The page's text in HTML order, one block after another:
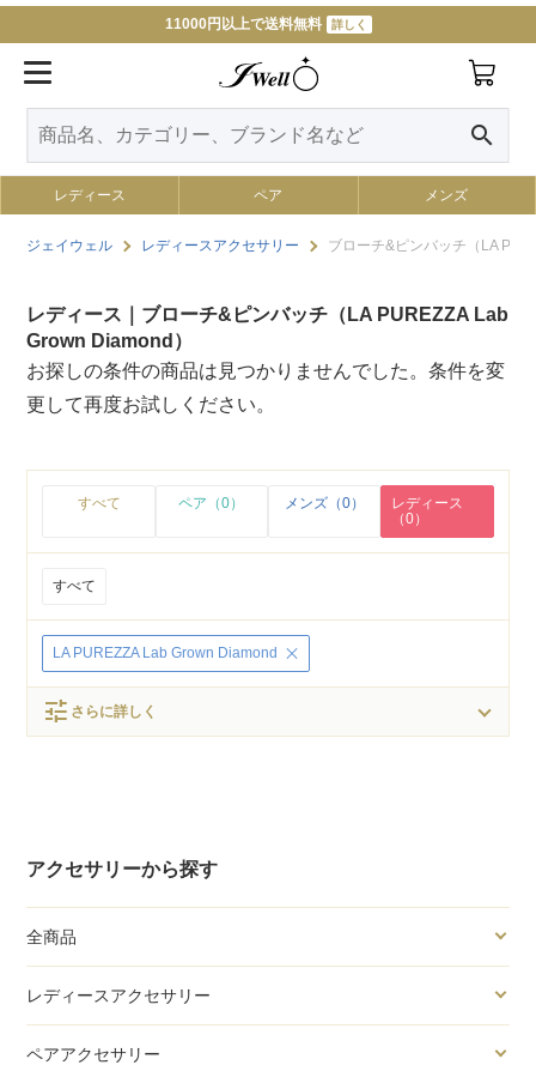
11000円以上で送料無料 詳しく
search
レディース ペア メンズ
ジェイウェル レディースアクセサリー ブローチ&ピンバッチ（LA
アクセサリーから探す
全商品
レディースアクセサリー
ペアアクセサリー
レディース｜ブローチ&ピンバッチ（LA PUREZZA Lab
Grown Diamond）
お探しの条件の商品は見つかりませんでした。条件を変
更して再度お試しください。
すべて ペア（0） メンズ（0）
レディース
（0）
すべて
LA PUREZZA Lab Grown Diamond
tune さらに詳しく